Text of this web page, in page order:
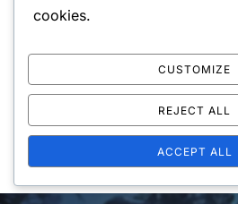
Save my name, email, and
cookies.
CUSTOMIZE
REJECT ALL
ACCEPT ALL